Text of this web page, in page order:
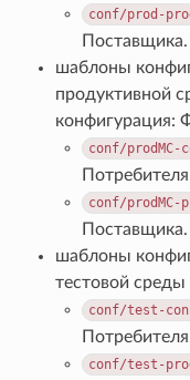
conf/prod-
Поставщика.
шаблоны
продуктивной
conf/
conf/
Поставщика.
шаблоны
тестовой
conf/test-
conf/test-